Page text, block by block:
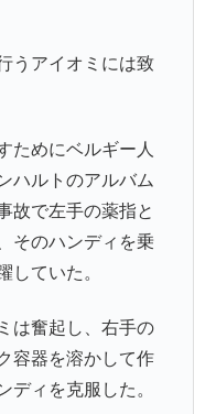
うアイオミには致
ためにベルギー人
ハルトのアルバム
故で左手の薬指と
そのハンディを乗
していた。
は奮起し、右手の
容器を溶かして作
ディを克服した。